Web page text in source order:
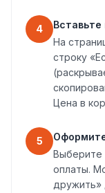
4
На
строку
Цена в
5
Выберите
оплаты.
дружить»